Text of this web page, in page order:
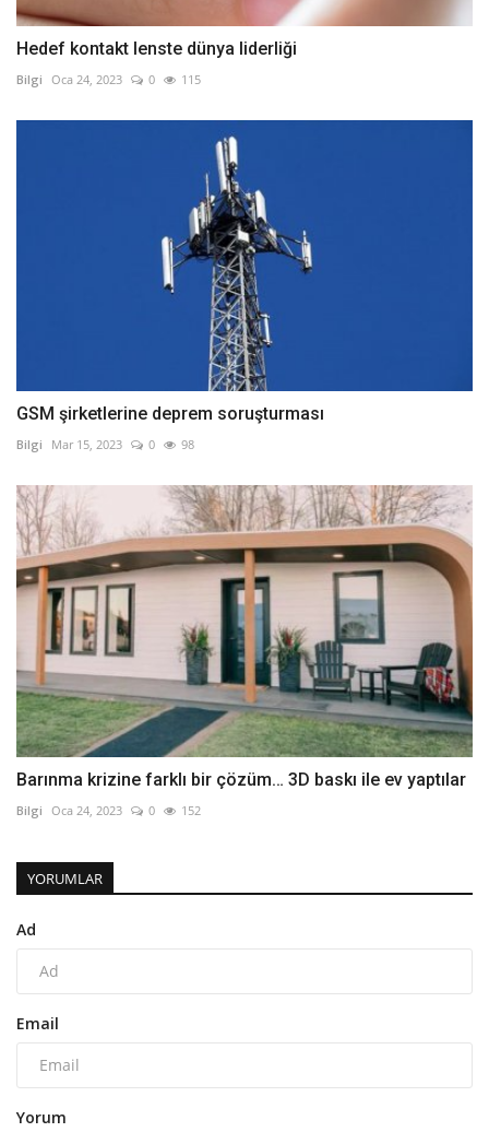
Hedef kontakt lenste dünya liderliği
Bilgi Oca 24, 2023 0 115
GSM şirketlerine deprem soruşturması
Bilgi Mar 15, 2023 0 98
Barınma krizine farklı bir çözüm… 3D baskı ile ev yaptılar
Bilgi Oca 24, 2023 0 152
YORUMLAR
Ad
Email
Yorum